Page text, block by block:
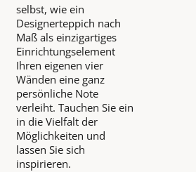
selbst, wie ein
Designerteppich nach
Maß als einzigartiges
Einrichtungselement
Ihren eigenen vier
Wänden eine ganz
persönliche Note
verleiht. Tauchen Sie ein
in die Vielfalt der
Möglichkeiten und
lassen Sie sich
inspirieren.